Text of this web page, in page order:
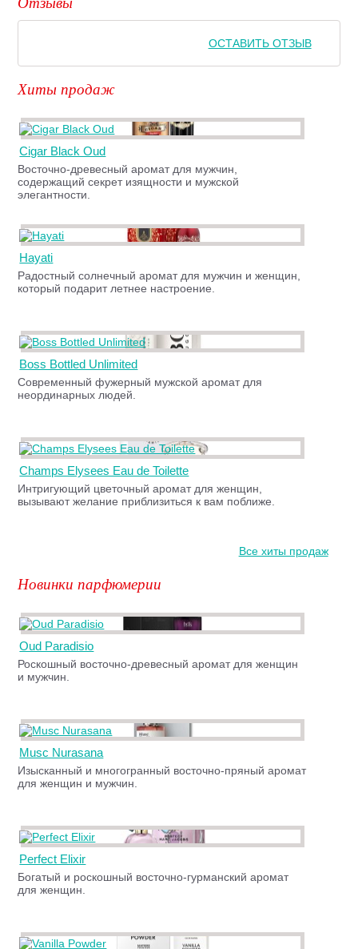
ОСТАВИТЬ ОТЗЫВ
Хиты продаж
Cigar Black Oud
Восточно-древесный аромат для мужчин,
содержащий секрет изящности и мужской
элегантности.
Hayati
Радостный солнечный аромат для мужчин и женщин,
который подарит летнее настроение.
Boss Bottled Unlimited
Современный фужерный мужской аромат для
неординарных людей.
Champs Elysees Eau de Toilette
Интригующий цветочный аромат для женщин,
вызывают желание приблизиться к вам поближе.
Все хиты продаж
Новинки парфюмерии
Oud Paradisio
Роскошный восточно-древесный аромат для женщин
и мужчин.
Musc Nurasana
Изысканный и многогранный восточно-пряный аромат
для женщин и мужчин.
Perfect Elixir
Богатый и роскошный восточно-гурманский аромат
для женщин.